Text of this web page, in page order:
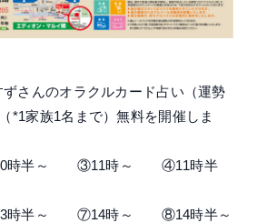
さんのオラクルカード占い（運勢
*1家族1名まで）無料を開催しま
半～ ③11時～ ④11時半
半～ ⑦14時～ ⑧14時半～